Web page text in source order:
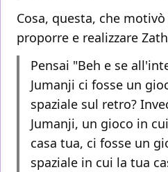
Cosa, questa, che
proporre e realizzare
Pensai "Beh e se
Jumanji ci fosse un
spaziale sul retro?
Jumanji, un gioco in
casa tua, ci fosse un
spaziale in cui la tua